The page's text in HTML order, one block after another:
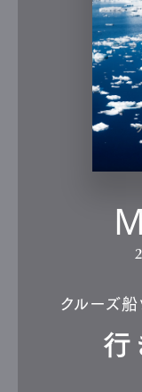
クルーズ
行